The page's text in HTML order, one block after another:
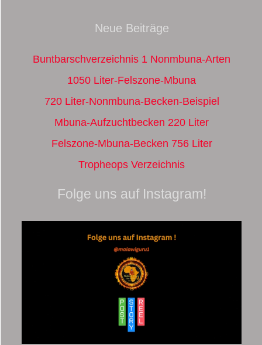
Neue Beiträge
Buntbarschverzeichnis 1 Nonmbuna-Arten
1050 Liter-Felszone-Mbuna
720 Liter-Nonmbuna-Becken-Beispiel
Mbuna-Aufzuchtbecken 220 Liter
Felszone-Mbuna-Becken 756 Liter
Tropheops Verzeichnis
Folge uns auf Instagram!